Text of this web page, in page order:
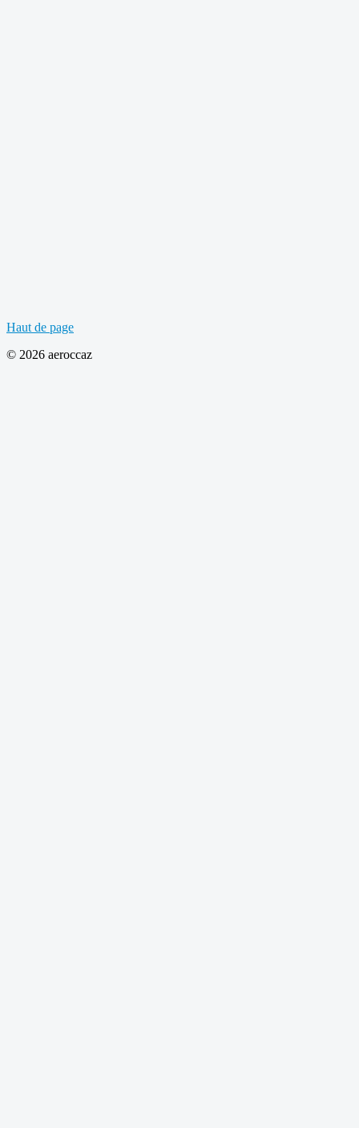
Haut de page
© 2026 aeroccaz